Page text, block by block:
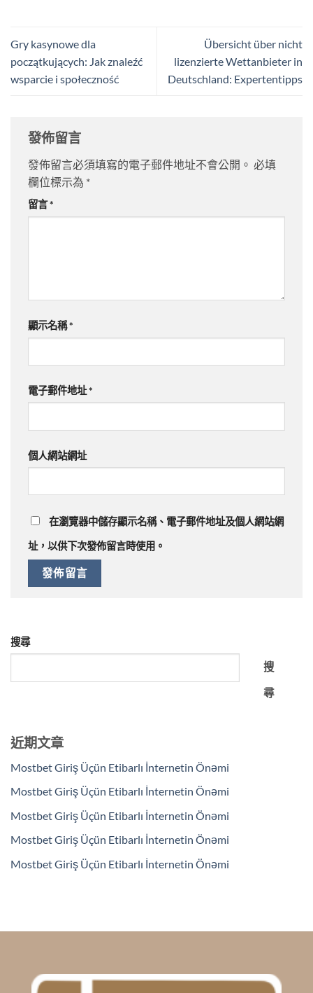
Gry kasynowe dla
początkujących: Jak znaleźć
wsparcie i społeczność
Übersicht über nicht
lizenzierte Wettanbieter in
Deutschland: Expertentipps
發佈留言
發佈留言必須填寫的電子郵件地址不會公開。 必填
欄位標示為 *
留言*
顯示名稱*
電子郵件地址*
個人網站網址
在瀏覽器中儲存顯示名稱、電子郵件地址及個人網站網
址，以供下次發佈留言時使用。
搜尋
搜
尋
近期文章
Mostbet Giriş Üçün Etibarlı İnternetin Önəmi
Mostbet Giriş Üçün Etibarlı İnternetin Önəmi
Mostbet Giriş Üçün Etibarlı İnternetin Önəmi
Mostbet Giriş Üçün Etibarlı İnternetin Önəmi
Mostbet Giriş Üçün Etibarlı İnternetin Önəmi